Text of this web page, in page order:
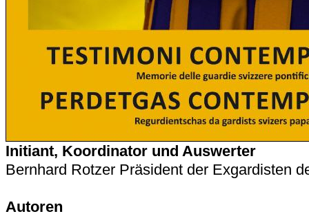
Initiant, Koordinator und Auswerter
Bernhard Rotzer Präsident der Exgardisten
Autoren